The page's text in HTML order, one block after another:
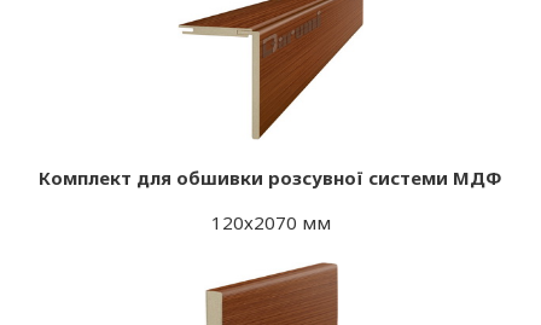
Комплект для обшивки розсувної системи МДФ
120х2070 мм